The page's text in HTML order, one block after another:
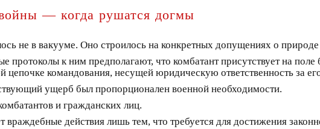
— когда рушатся догмы
не в вакууме. Оно строилось на конкретных допущениях о природе
к ним предполагают, что комбатант присутствует на
цепочке командования, несущей юридическую ответственность за
ущерб был пропорционален военной необходимости.
и гражданских лиц.
действия лишь тем, что требуется для достижения